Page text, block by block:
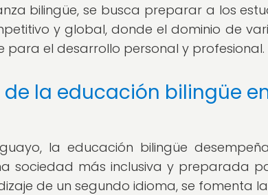
bilingüe, se busca preparar a los
y global, donde el dominio de
para el desarrollo personal y profesional.
la educación bilingüe
la educación bilingüe
sociedad más inclusiva y preparada
de un segundo idioma, se fomenta